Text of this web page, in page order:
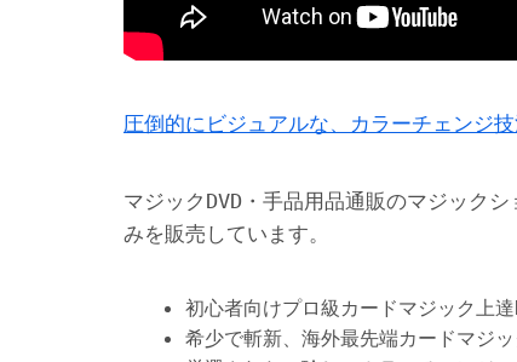
圧倒的にビジュアルな、カラーチェンジ
マジックDVD・手品用品通販のマジックシ
みを販売しています。
初心者向けプロ級カードマジック上達
希少で斬新、海外最先端カードマジ